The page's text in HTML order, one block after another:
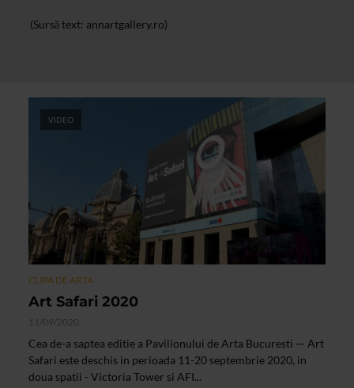
(Sursă text: annartgallery.ro)
VIDEO
CLIPA DE ARTA
Art Safari 2020
11/09/2020
Cea de-a saptea editie a Pavilionului de Arta Bucuresti — Art
Safari este deschis in perioada 11-20 septembrie 2020, in
doua spatii - Victoria Tower si AFI...